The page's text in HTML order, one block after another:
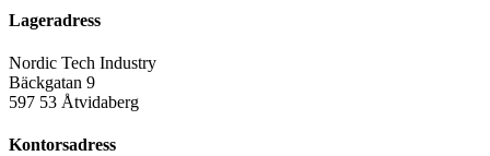
Lageradress
Nordic Tech Industry
Bäckgatan 9
597 53 Åtvidaberg
Kontorsadress